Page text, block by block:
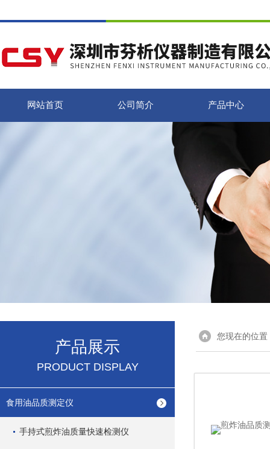
网站首页 公司简介 产品中心
产品展示
PRODUCT DISPLAY
食用油品质测定仪
手持式煎炸油质量快速检测仪
您现在的位置